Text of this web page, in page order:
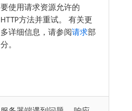
要使用请求资源允许的
HTTP方法并重试。 有关更
多详细信息，请参阅请求部
分。